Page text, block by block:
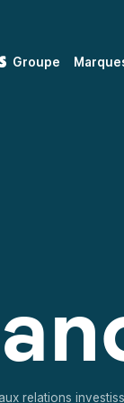
Groupe
relations